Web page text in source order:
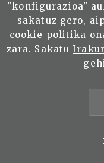
Reproducción de
romería” No. 645
Reproducción de
Fotografía del
(30/4/1912) -
Título del
"konfigurazioa"
sakatuz gero,
cookie politika
zara. Sakatu